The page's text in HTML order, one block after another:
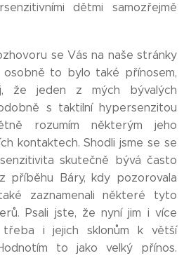
dětmi samozřejmě
se Vás na naše stránky
to bylo také přínosem,
že jeden z mých bývalých
s taktilní hypersenzitou
rozumím některým jeho
kontaktech. Shodli jsme se se
skutečně bývá často
příběhu Báry, kdy pozorovala
zaznamenali některé tyto
Psali jste, že nyní jim i více
i jejich sklonům k větší
to jako velký přínos.